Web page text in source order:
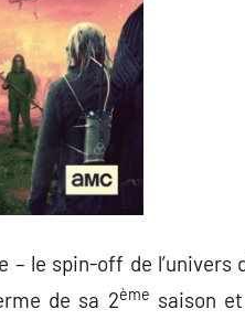
le spin-off de l’univers
de sa 2ème saison